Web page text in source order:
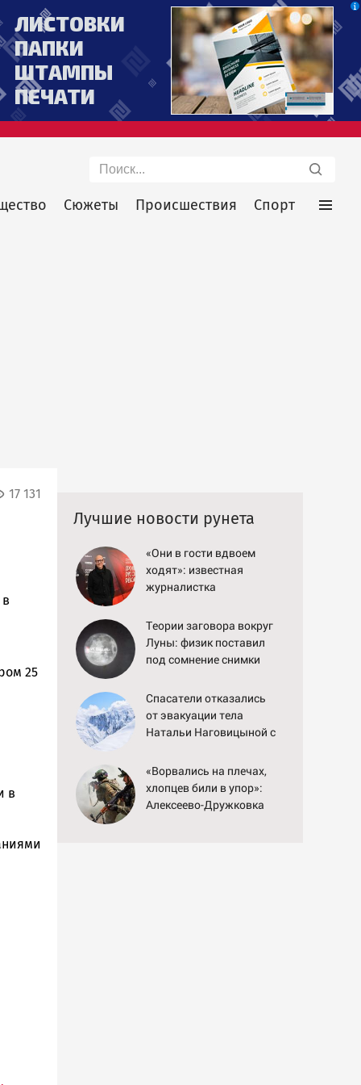
Поиск
Сюжеты Происшествия Спорт
17 131
25
в
Лучшие новости рунета
«Они в гости вдвоем
ходят»: известная
журналистка
Бондарчука и Исаковой
Теории заговора вокруг
Луны: физик поставил
под сомнение снимки
Спасатели отказались
от эвакуации тела
Натальи Наговицыной с
«Ворвались на плечах,
хлопцев били в упор»:
Алексеево-Дружковка